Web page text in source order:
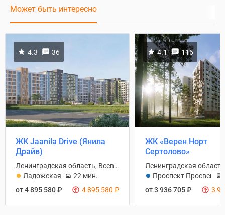
Может быть интересно
4.3 36
ЖК Jaanila Drive (Янила
Драйв)
Ленинградская область, Всеволожский район
Ладожская
22 мин.
от 4 895 580₽ 4 895 580 ₽
4.1 116
ЖК «Верен Норт
Сертолово»
Проспект
от 3 936 705₽ 3